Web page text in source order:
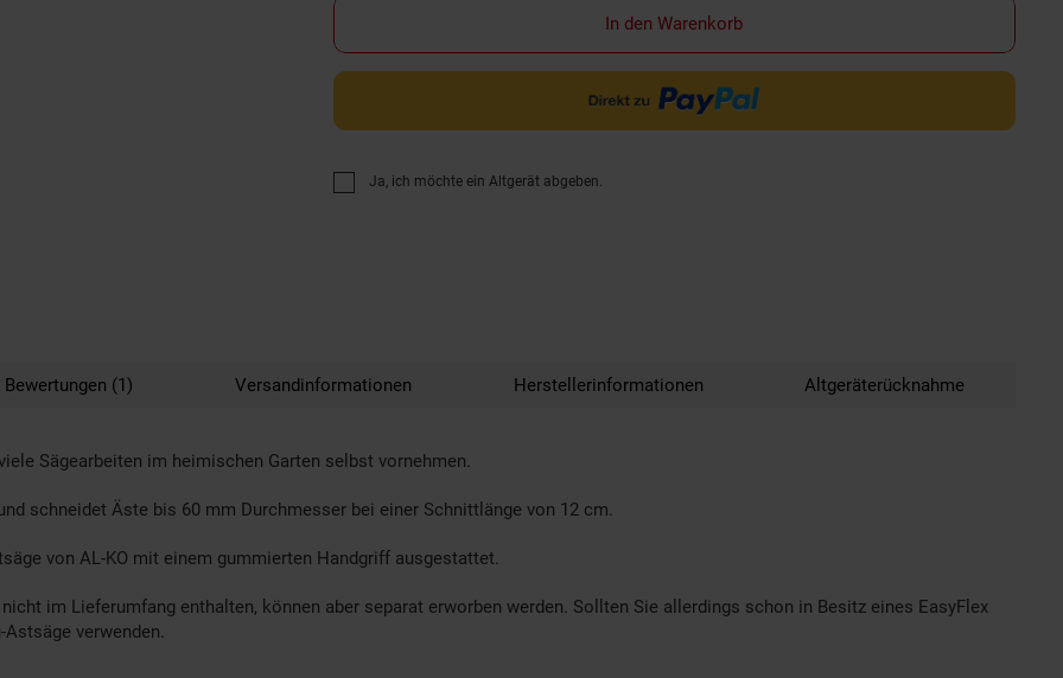
In den Warenkorb
Ja, ich möchte ein Altgerät abgeben.
Bewertungen (1) Versandinformationen Herstellerinformationen Altgeräterücknahme
Sägearbeiten im heimischen Garten selbst vornehmen.
schneidet Äste bis 60 mm Durchmesser bei einer Schnittlänge von 12 cm.
von AL-KO mit einem gummierten Handgriff ausgestattet.
im Lieferumfang enthalten, können aber separat erworben werden. Sollten Sie allerdings schon in Besitz eines EasyFlex
verwenden.